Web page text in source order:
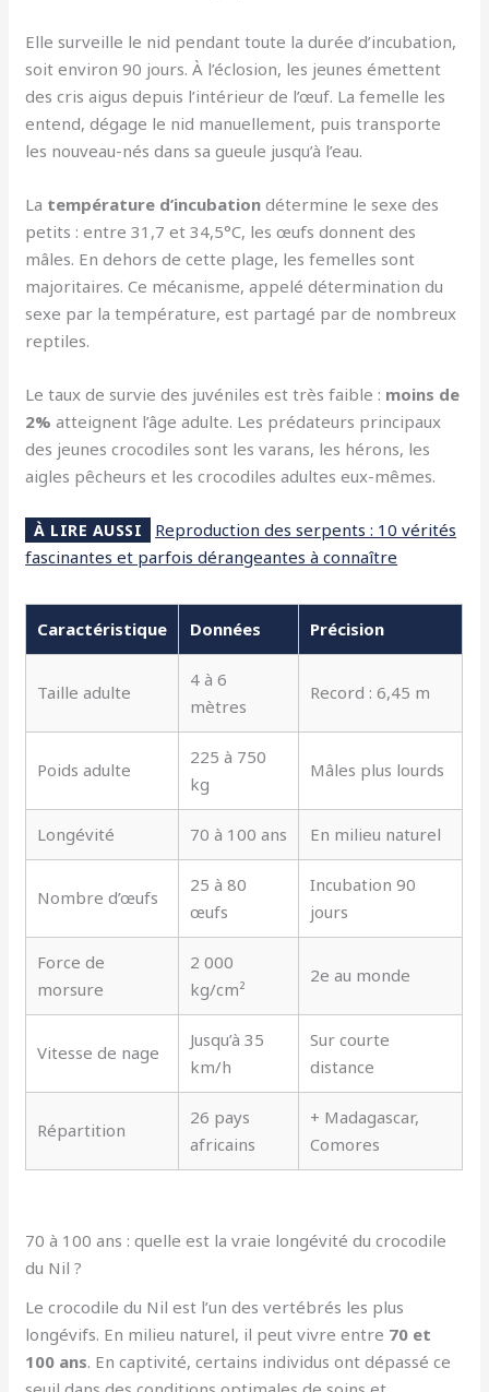
Elle surveille le nid pendant toute la durée d’incubation,
soit environ 90 jours. À l’éclosion, les jeunes émettent
des cris aigus depuis l’intérieur de l’œuf. La femelle les
entend, dégage le nid manuellement, puis transporte
les nouveau-nés dans sa gueule jusqu’à l’eau.
La température d’incubation détermine le sexe des
petits : entre 31,7 et 34,5°C, les œufs donnent des
mâles. En dehors de cette plage, les femelles sont
majoritaires. Ce mécanisme, appelé détermination du
sexe par la température, est partagé par de nombreux
reptiles.
Le taux de survie des juvéniles est très faible : moins de
2% atteignent l’âge adulte. Les prédateurs principaux
des jeunes crocodiles sont les varans, les hérons, les
aigles pêcheurs et les crocodiles adultes eux-mêmes.
À LIRE AUSSI
Reproduction des serpents : 10 vérités
fascinantes et parfois dérangeantes à connaître
Caractéristique Données Précision
Taille adulte
4 à 6
mètres
Record : 6,45 m
Poids adulte
225 à 750
kg
Mâles plus lourds
Longévité 70 à 100 ans En milieu naturel
Nombre d’œufs
25 à 80
œufs
Incubation 90
jours
Force de
morsure
2 000
kg/cm²
2e au monde
Vitesse de nage
Jusqu’à 35
km/h
Sur courte
distance
Répartition
26 pays
africains
+ Madagascar,
Comores
70 à 100 ans : quelle est la vraie longévité du crocodile
du Nil ?
Le crocodile du Nil est l’un des vertébrés les plus
longévifs. En milieu naturel, il peut vivre entre 70 et
100 ans. En captivité, certains individus ont dépassé ce